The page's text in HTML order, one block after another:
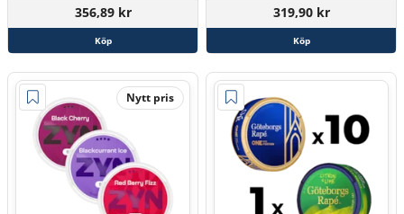
356,89 kr
Köp
319,90 kr
Köp
Nytt pris